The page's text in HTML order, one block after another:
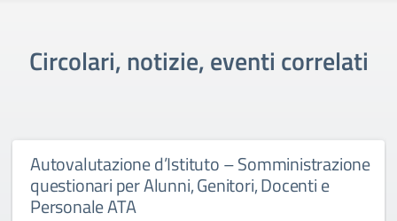
Circolari, notizie, eventi correlati
Autovalutazione d’Istituto – Somministrazione
questionari per Alunni, Genitori, Docenti e
Personale ATA